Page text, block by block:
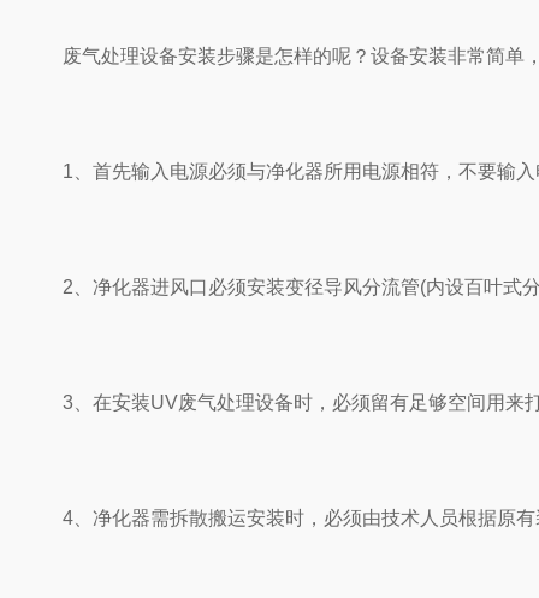
废气处理设备安装步骤是怎样的呢？设备安装非常简单
1、首先输入电源必须与净化器所用电源相符，不要输入
2、净化器进风口必须安装变径导风分流管(内设百叶式分
3、在安装UV废气处理设备时，必须留有足够空间用来
4、净化器需拆散搬运安装时，必须由技术人员根据原有